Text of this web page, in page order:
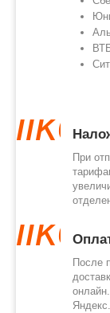
like
При
like
После